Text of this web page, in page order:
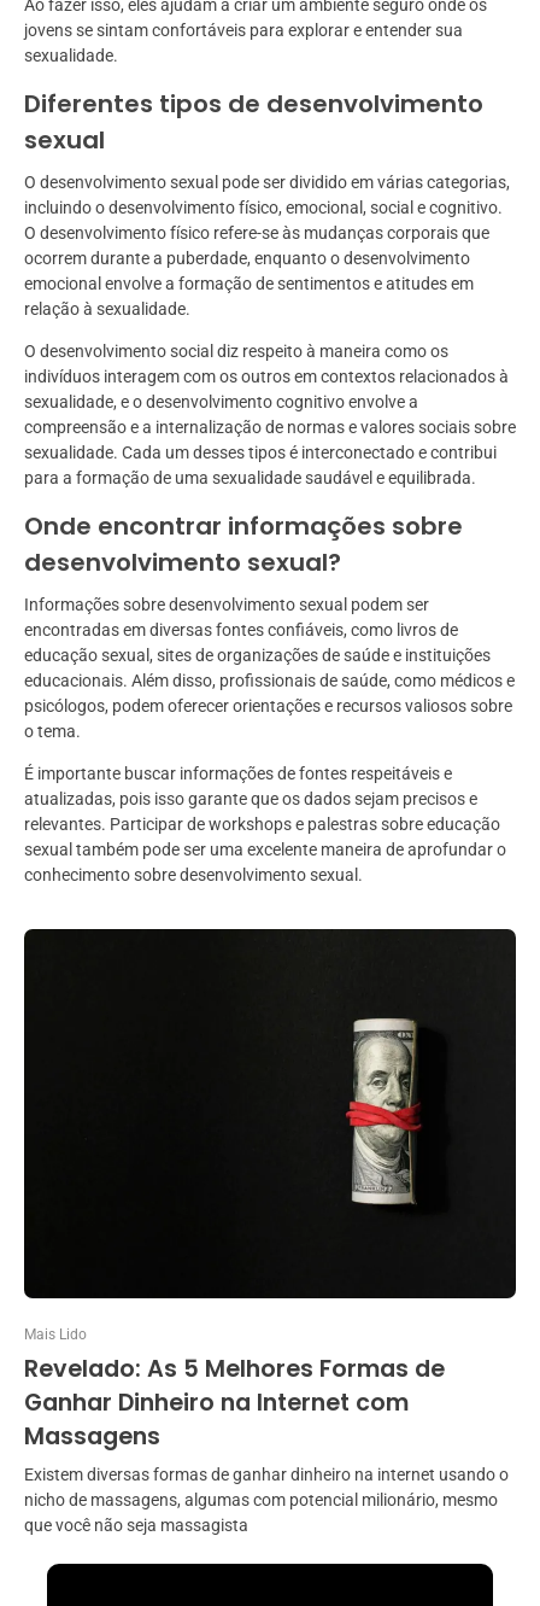
Ao fazer isso, eles ajudam a criar um ambiente seguro onde os
jovens se sintam confortáveis para explorar e entender sua
sexualidade.
Diferentes tipos de desenvolvimento
sexual
O desenvolvimento sexual pode ser dividido em várias categorias,
incluindo o desenvolvimento físico, emocional, social e cognitivo.
O desenvolvimento físico refere-se às mudanças corporais que
ocorrem durante a puberdade, enquanto o desenvolvimento
emocional envolve a formação de sentimentos e atitudes em
relação à sexualidade.
O desenvolvimento social diz respeito à maneira como os
indivíduos interagem com os outros em contextos relacionados à
sexualidade, e o desenvolvimento cognitivo envolve a
compreensão e a internalização de normas e valores sociais sobre
sexualidade. Cada um desses tipos é interconectado e contribui
para a formação de uma sexualidade saudável e equilibrada.
Onde encontrar informações sobre
desenvolvimento sexual?
Informações sobre desenvolvimento sexual podem ser
encontradas em diversas fontes confiáveis, como livros de
educação sexual, sites de organizações de saúde e instituições
educacionais. Além disso, profissionais de saúde, como médicos e
psicólogos, podem oferecer orientações e recursos valiosos sobre
o tema.
É importante buscar informações de fontes respeitáveis e
atualizadas, pois isso garante que os dados sejam precisos e
relevantes. Participar de workshops e palestras sobre educação
sexual também pode ser uma excelente maneira de aprofundar o
conhecimento sobre desenvolvimento sexual.
Mais Lido
Revelado: As 5 Melhores Formas de
Ganhar Dinheiro na Internet com
Massagens
Existem diversas formas de ganhar dinheiro na internet usando o
nicho de massagens, algumas com potencial milionário, mesmo
que você não seja massagista